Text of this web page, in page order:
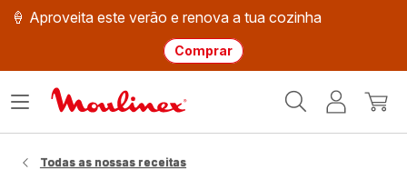
🍦 Aproveita este verão e renova a tua cozinha
Comprar
Moulinex
O
Abrir
Todas as nossas receitas